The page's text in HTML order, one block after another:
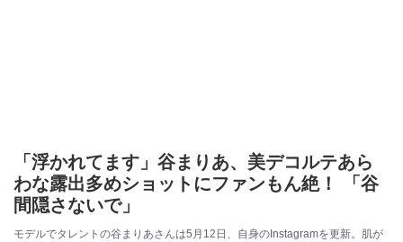
「浮かれてます」谷まりあ、美デコルテあら
わな露出多めショットにファンもん絶！ 「谷
間隠さないで」
モデルでタレントの谷まりあさんは5月12日、自身のInstagramを更新。肌が